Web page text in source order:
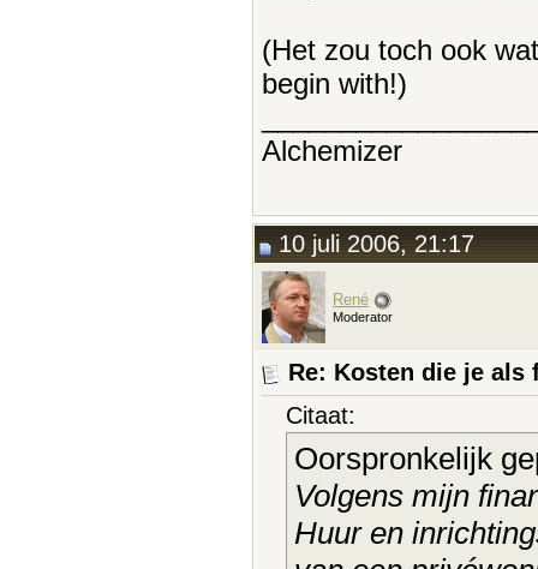
(Het zou toch ook
begin with!)
Alchemizer
10 juli 2006, 21:17
René
Moderator
Re: Kosten die je als
Citaat:
Oorspronkelijk
Volgens mijn
Huur en